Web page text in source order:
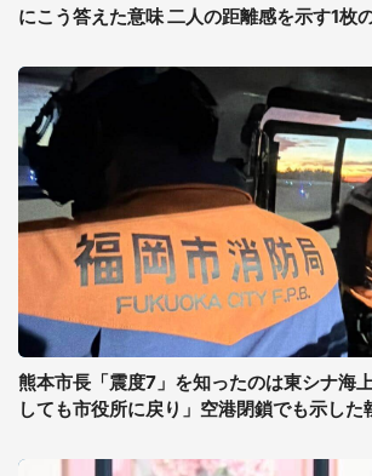
にこう答えた意味 二人の距離感を示す1枚
熊本市長「震度7」を知ったのは東シナ海
しても市役所に戻り」空港閉鎖でも示した